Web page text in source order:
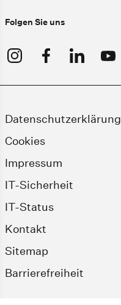
Folgen Sie uns
Datenschutzerklärung
Cookies
Impressum
IT-Sicherheit
IT-Status
Kontakt
Sitemap
Barrierefreiheit